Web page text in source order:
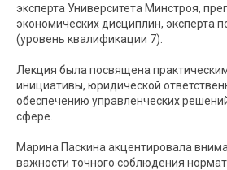
эксперта Университета Минстроя,
экономических дисциплин, эксперта
(уровень квалификации 7).
Лекция была посвящена
инициативы, юридической
обеспечению управленческих
сфере.
Марина Паскина акцентировала
важности точного соблюдения